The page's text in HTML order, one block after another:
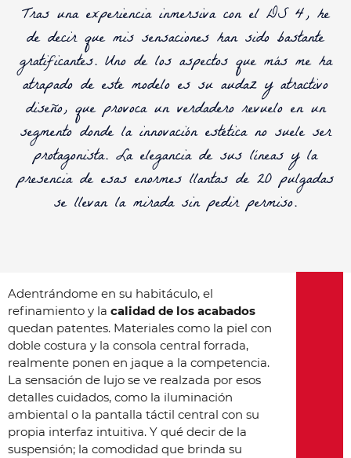
Tras una experiencia inmersiva con el DS 4, he
de decir que mis sensaciones han sido bastante
gratificantes. Uno de los aspectos que más me ha
atrapado de este modelo es su audaz y atractivo
diseño, que provoca un verdadero revuelo en un
segmento donde la innovación estética no suele ser
protagonista. La elegancia de sus líneas y la
presencia de esas enormes llantas de 20 pulgadas
se llevan la mirada sin pedir permiso.
Adentrándome en su habitáculo, el
refinamiento y la calidad de los acabados
quedan patentes. Materiales como la piel con
doble costura y la consola central forrada,
realmente ponen en jaque a la competencia.
La sensación de lujo se ve realzada por esos
detalles cuidados, como la iluminación
ambiental o la pantalla táctil central con su
propia interfaz intuitiva. Y qué decir de la
suspensión; la comodidad que brinda su